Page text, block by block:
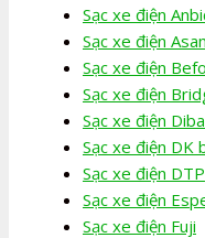
Sạc xe điện
Sạc xe điện
Sạc xe điện
Sạc xe điện
Sạc xe điện
Sạc xe điện DK
Sạc xe điện DTP
Sạc xe điện
Sạc xe điện Fuji